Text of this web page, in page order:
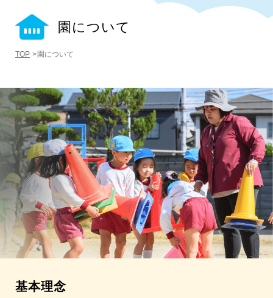
園について
TOP 園について
基本理念